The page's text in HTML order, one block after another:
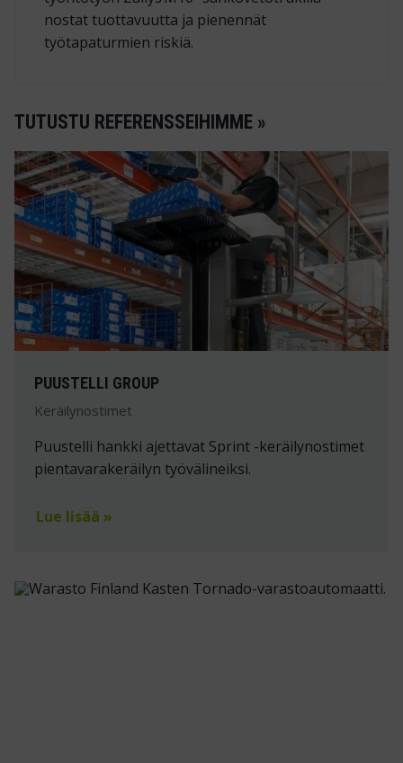
nostat tuottavuutta ja pienennät
työtapaturmien riskiä.
TUTUSTU REFERENSSEIHIMME »
PUUSTELLI GROUP
Keräilynostimet
Puustelli hankki ajettavat Sprint -keräilynostimet
pientavarakeräilyn työvälineiksi.
Lue lisää »